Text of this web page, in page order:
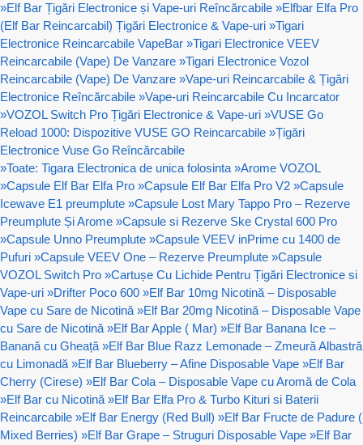
»Elf Bar Țigări Electronice și Vape-uri Reîncărcabile »Elfbar Elfa Pro
(Elf Bar Reincarcabil) Țigări Electronice & Vape-uri »Tigari
Electronice Reincarcabile VapeBar »Tigari Electronice VEEV
Reincarcabile (Vape) De Vanzare »Tigari Electronice Vozol
Reincarcabile (Vape) De Vanzare »Vape-uri Reincarcabile & Țigări
Electronice Reîncărcabile »Vape-uri Reincarcabile Cu Incarcator
»VOZOL Switch Pro Țigări Electronice & Vape-uri »VUSE Go
Reload 1000: Dispozitive VUSE GO Reincarcabile »Țigări
Electronice Vuse Go Reîncărcabile
»Toate: Tigara Electronica de unica folosinta »Arome VOZOL
»Capsule Elf Bar Elfa Pro »Capsule Elf Bar Elfa Pro V2 »Capsule
Icewave E1 preumplute »Capsule Lost Mary Tappo Pro – Rezerve
Preumplute Și Arome »Capsule si Rezerve Ske Crystal 600 Pro
»Capsule Unno Preumplute »Capsule VEEV inPrime cu 1400 de
Pufuri »Capsule VEEV One – Rezerve Preumplute »Capsule
VOZOL Switch Pro »Cartușe Cu Lichide Pentru Țigări Electronice si
Vape-uri »Drifter Poco 600 »Elf Bar 10mg Nicotină – Disposable
Vape cu Sare de Nicotină »Elf Bar 20mg Nicotină – Disposable Vape
cu Sare de Nicotină »Elf Bar Apple ( Mar) »Elf Bar Banana Ice –
Banană cu Gheață »Elf Bar Blue Razz Lemonade – Zmeură Albastră
cu Limonadă »Elf Bar Blueberry – Afine Disposable Vape »Elf Bar
Cherry (Cirese) »Elf Bar Cola – Disposable Vape cu Aromă de Cola
»Elf Bar cu Nicotină »Elf Bar Elfa Pro & Turbo Kituri si Baterii
Reincarcabile »Elf Bar Energy (Red Bull) »Elf Bar Fructe de Padure (
Mixed Berries) »Elf Bar Grape – Struguri Disposable Vape »Elf Bar